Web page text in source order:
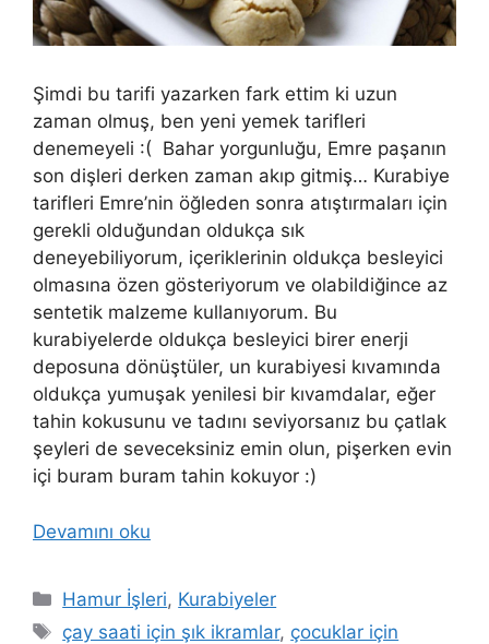
Şimdi bu tarifi yazarken fark ettim ki uzun
zaman olmuş, ben yeni yemek tarifleri
denemeyeli :( Bahar yorgunluğu, Emre paşanın
son dişleri derken zaman akıp gitmiş… Kurabiye
tarifleri Emre’nin öğleden sonra atıştırmaları için
gerekli olduğundan oldukça sık
deneyebiliyorum, içeriklerinin oldukça besleyici
olmasına özen gösteriyorum ve olabildiğince az
sentetik malzeme kullanıyorum. Bu
kurabiyelerde oldukça besleyici birer enerji
deposuna dönüştüler, un kurabiyesi kıvamında
oldukça yumuşak yenilesi bir kıvamdalar, eğer
tahin kokusunu ve tadını seviyorsanız bu çatlak
şeyleri de seveceksiniz emin olun, pişerken evin
içi buram buram tahin kokuyor :)
Devamını oku
Kategoriler
Hamur İşleri, Kurabiyeler
Etiketler
çay saati için şık ikramlar, çocuklar için